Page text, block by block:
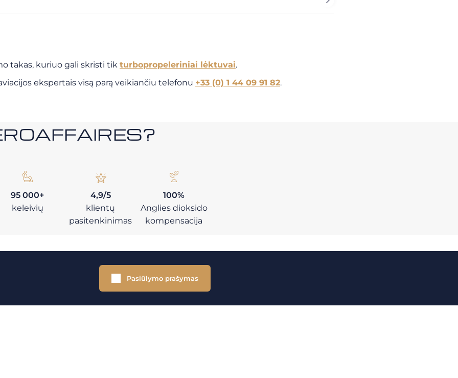
takas, kuriuo gali skristi tik turbopropeleriniai lėktuvai.
ekspertais visą parą veikiančiu telefonu +33 (0) 1 44 09 91 82.
95 000+
keleivių
4,9/5
klientų
pasitenkinimas
100%
Anglies dioksido
kompensacija
Pasiūlymo prašymas